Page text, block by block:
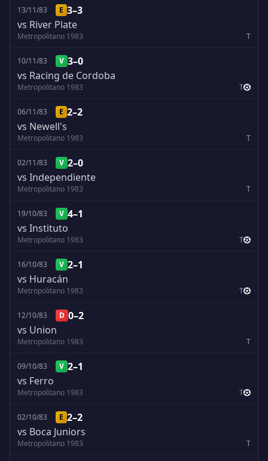
13/11/83 E 3–3
vs River Plate
Metropolitano 1983 T
10/11/83 V 3–0
vs Racing de Cordoba
Metropolitano 1983 T
06/11/83 E 2–2
vs Newell's
Metropolitano 1983 T
02/11/83 V 2–0
vs Independiente
Metropolitano 1983 T
19/10/83 V 4–1
vs Instituto
Metropolitano 1983 T
16/10/83 V 2–1
vs Huracán
Metropolitano 1983 T
12/10/83 D 0–2
vs Union
Metropolitano 1983 T
09/10/83 V 2–1
vs Ferro
Metropolitano 1983 T
02/10/83 E 2–2
vs Boca Juniors
Metropolitano 1983 T